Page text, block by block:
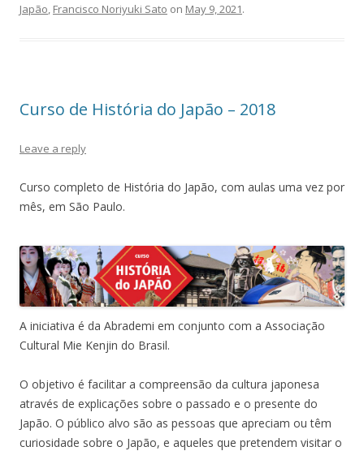
Japão Francisco Noriyuki Sato on May 9, 2021.
Curso de História do Japão – 2018
Leave a reply
Curso completo de História do Japão, com aulas uma vez por
mês, em São Paulo.
A iniciativa é da Abrademi em conjunto com a Associação
Cultural Mie Kenjin do Brasil.
O objetivo é facilitar a compreensão da cultura japonesa
através de explicações sobre o passado e o presente do
Japão. O público alvo são as pessoas que apreciam ou têm
curiosidade sobre o Japão, e aqueles que pretendem visitar o